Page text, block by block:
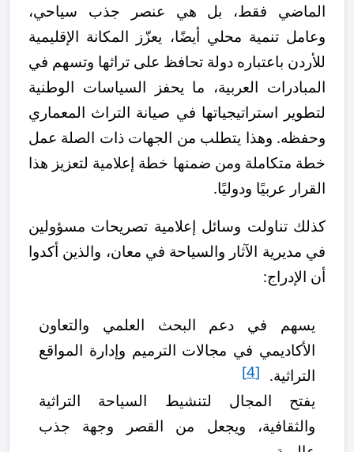
الماضي فقط، بل هي عنصر جذب سياحي،
وعامل تنمية محلي أيضًا، يعزّز المكانة الإقليمية
للأردن باعتباره دولة تحافظ على تراثها وتسهم في
المبادرات العربية، ما يحفز السياسات الوطنية
لتطوير استراتيجياتها في صيانة التراث المعماري
وحفظه. وهذا يتطلب من الجهات ذات الصلة عمل
خطة متكاملة ومن ضمنها خطة إعلامية لتعزيز هذا
القرار عربيًا ودوليًا.
كذلك تناولت وسائل إعلامية تصريحات مسؤولين
في مديرية الآثار والسياحة في معان، والذين أكدوا
أن الإدراج:
يسهم في دعم البحث العلمي والتعاون
الأكاديمي في مجالات الترميم وإدارة المواقع
التراثية. [4]
يفتح المجال لتنشيط السياحة التراثية
والثقافية، ويجعل من القصر وجهة جذب